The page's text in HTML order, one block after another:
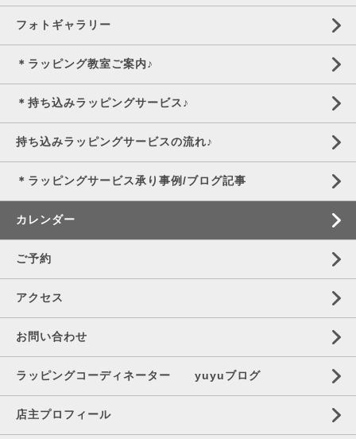
フォトギャラリー
＊ラッピング教室ご案内♪
＊持ち込みラッピングサービス♪
持ち込みラッピングサービスの流れ♪
＊ラッピングサービス承り事例/ブログ記事
カレンダー
ご予約
アクセス
お問い合わせ
ラッピングコーディネーター yuyuブログ
店主プロフィール